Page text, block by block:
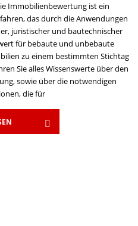
Immobilienbewertung ist ein
das durch die Anwendungen
juristischer und bautechnischer
für bebaute und unbebaute
zu einem bestimmten Stichtag
Sie alles Wissenswerte über den
sowie über die notwendigen
die für